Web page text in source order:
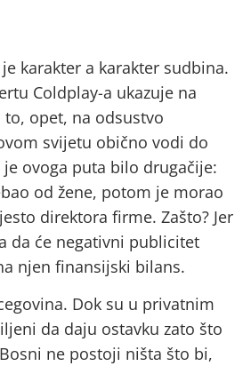
karakter a karakter sudbina.
Coldplay-a ukazuje na
opet, na odsustvo
svijetu obično vodi do
ovoga puta bilo drugačije:
od žene, potom je morao
direktora firme. Zašto? Jer
da će negativni publicitet
njen finansijski bilans.
Dok su u privatnim
da daju ostavku zato što
ne postoji ništa što bi,